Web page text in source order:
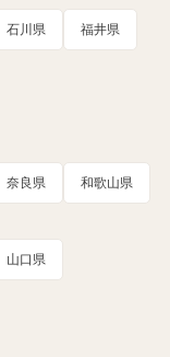
石川県 福井県
奈良県 和歌山県
山口県